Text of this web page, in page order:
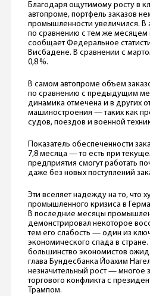
Благодаря ощутимому росту в
автопроме, портфель заказов
промышленности увеличился. В
по сравнению с тем же месяцем
сообщает Федеральное
Висбадене. В сравнении с
0,8 %.
В самом автопроме объем
по сравнению с предыдущим
динамика отмечена и в других
машиностроения — таких как
судов, поездов и военной
Показатель обеспеченности
7,8 месяца — то есть при
предприятия смогут работать
даже без новых поступлений
Эти вселяет надежду на то, что
промышленного кризиса в
В последние месяцы
демонстрировал некоторое
тем его слабость — один из
экономического спада в
большинство экономистов
глава Бундесбанка Йоахим
незначительный рост — многое
торгового конфликта с
Трампом.